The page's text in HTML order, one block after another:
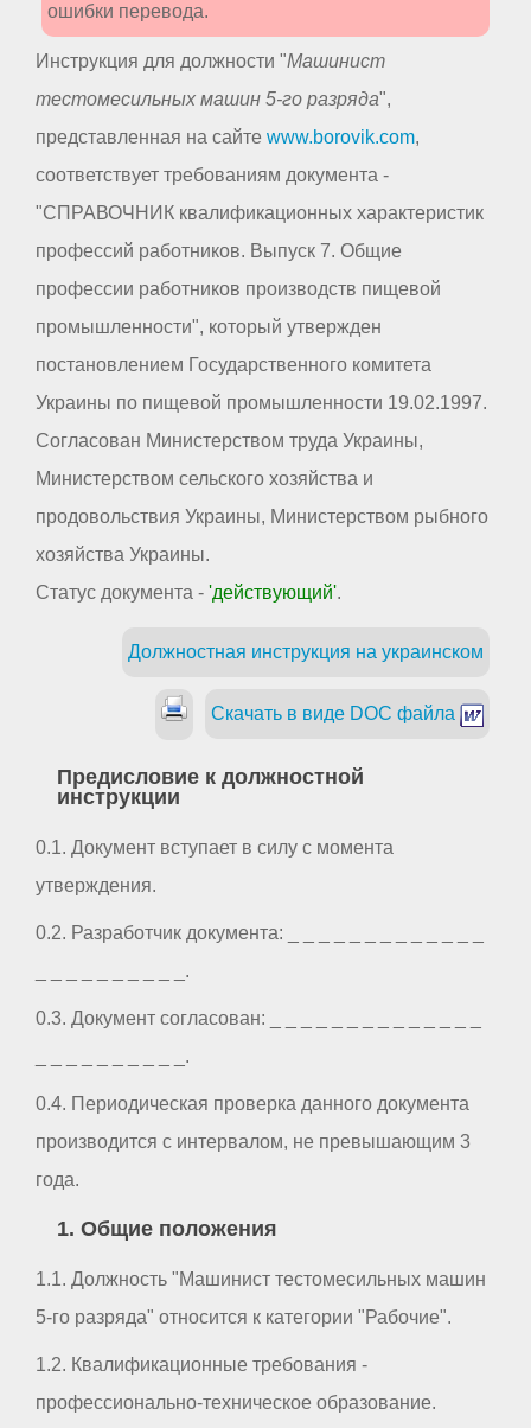
ошибки перевода.
Инструкция для должности "Машинист
тестомесильных машин 5-го разряда",
представленная на сайте www.borovik.com,
соответствует требованиям документа -
"СПРАВОЧНИК квалификационных характеристик
профессий работников. Выпуск 7. Общие
профессии работников производств пищевой
промышленности", который утвержден
постановлением Государственного комитета
Украины по пищевой промышленности 19.02.1997.
Согласован Министерством труда Украины,
Министерством сельского хозяйства и
продовольствия Украины, Министерством рыбного
хозяйства Украины.
Статус документа - 'действующий'.
Должностная инструкция на украинском
Скачать в виде DOC файла
Предисловие к должностной
инструкции
0.1. Документ вступает в силу с момента
утверждения.
0.2. Разработчик документа: _ _ _ _ _ _ _ _ _ _ _ _ _
_ _ _ _ _ _ _ _ _ _.
0.3. Документ согласован: _ _ _ _ _ _ _ _ _ _ _ _ _ _
_ _ _ _ _ _ _ _ _ _.
0.4. Периодическая проверка данного документа
производится с интервалом, не превышающим 3
года.
1. Общие положения
1.1. Должность "Машинист тестомесильных машин
5-го разряда" относится к категории "Рабочие".
1.2. Квалификационные требования -
профессионально-техническое образование.